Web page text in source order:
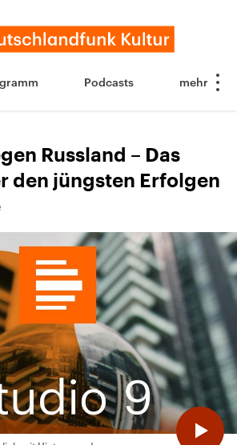
Podcasts
Russland – Das
den jüngsten Erfolgen